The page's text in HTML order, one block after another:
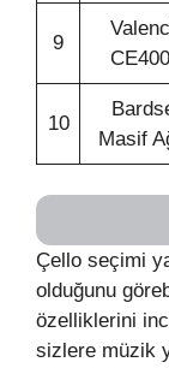
9
10
Masif
Çello seçimi
olduğunu
özelliklerini
sizlere müzik